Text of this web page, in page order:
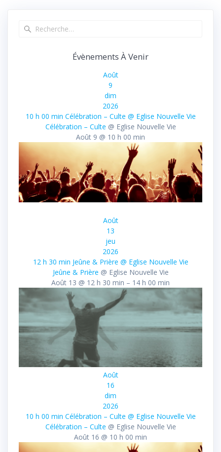
Évènements À Venir
Août
9
dim
2026
10 h 00 min Célébration – Culte @ Eglise Nouvelle Vie
Célébration – Culte @ Eglise Nouvelle Vie
Août 9 @ 10 h 00 min
Août
13
jeu
2026
12 h 30 min Jeûne & Prière @ Eglise Nouvelle Vie
Jeûne & Prière @ Eglise Nouvelle Vie
Août 13 @ 12 h 30 min – 14 h 00 min
Août
16
dim
2026
10 h 00 min Célébration – Culte @ Eglise Nouvelle Vie
Célébration – Culte @ Eglise Nouvelle Vie
Août 16 @ 10 h 00 min